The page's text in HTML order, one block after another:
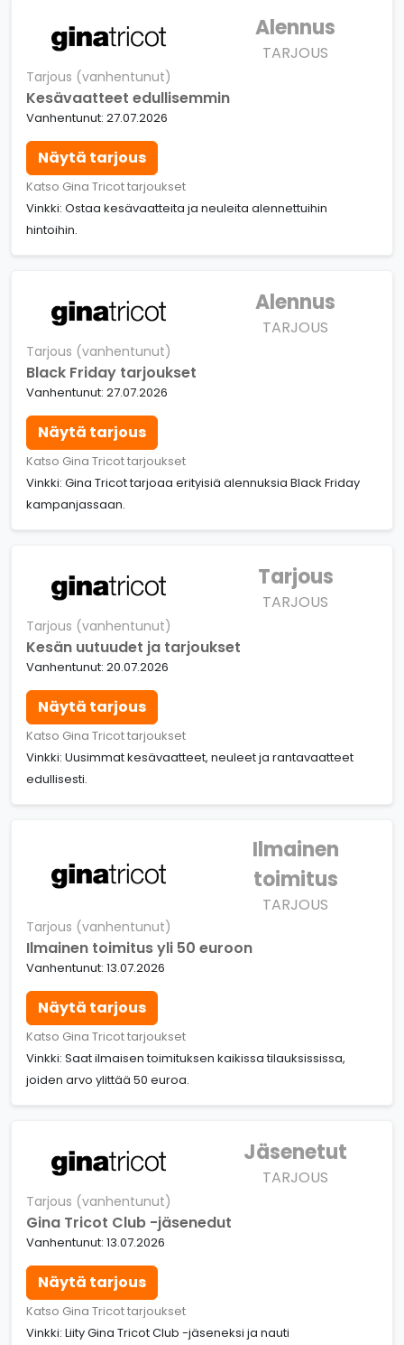
Alennus
TARJOUS
Tarjous (vanhentunut)
Kesävaatteet edullisemmin
Vanhentunut: 27.07.2026
Näytä tarjous
Katso Gina Tricot tarjoukset
Vinkki: Ostaa kesävaatteita ja neuleita alennettuihin
hintoihin.
Alennus
TARJOUS
Tarjous (vanhentunut)
Black Friday tarjoukset
Vanhentunut: 27.07.2026
Näytä tarjous
Katso Gina Tricot tarjoukset
Vinkki: Gina Tricot tarjoaa erityisiä alennuksia Black Friday
kampanjassaan.
Tarjous
TARJOUS
Tarjous (vanhentunut)
Kesän uutuudet ja tarjoukset
Vanhentunut: 20.07.2026
Näytä tarjous
Katso Gina Tricot tarjoukset
Vinkki: Uusimmat kesävaatteet, neuleet ja rantavaatteet
edullisesti.
Ilmainen
toimitus
TARJOUS
Tarjous (vanhentunut)
Ilmainen toimitus yli 50 euroon
Vanhentunut: 13.07.2026
Näytä tarjous
Katso Gina Tricot tarjoukset
Vinkki: Saat ilmaisen toimituksen kaikissa tilauksississa,
joiden arvo ylittää 50 euroa.
Jäsenetut
TARJOUS
Tarjous (vanhentunut)
Gina Tricot Club -jäsenedut
Vanhentunut: 13.07.2026
Näytä tarjous
Katso Gina Tricot tarjoukset
Vinkki: Liity Gina Tricot Club -jäseneksi ja nauti